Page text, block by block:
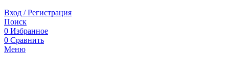
Вход / Регистрация
Поиск
0 Избранное
0 Сравнить
Меню